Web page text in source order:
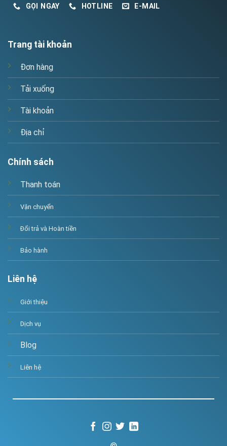
GỌI NGAY HOTLINE E-MAIL
Trang tài khoản
Đơn hàng
Tải xuống
Tài khoản
Địa chỉ
Chính sách
Thanh toán
Vận chuyển
Đổi trả và Hoàn tiền
Bảo hành
Liên hệ
Giới thiệu
Dịch vụ
Blog
Liên hệ